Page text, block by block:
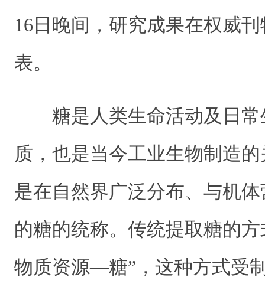
16日晚间，研究成果在权威
表。
糖是人类生命活动及日
质，也是当今工业生物制造
是在自然界广泛分布、与机
的糖的统称。传统提取糖的
物质资源—糖”，这种方式受